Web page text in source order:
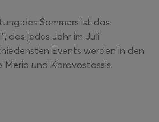
des Sommers ist das
das jedes Jahr im Juli
Events werden in den
Meria und Karavostassis